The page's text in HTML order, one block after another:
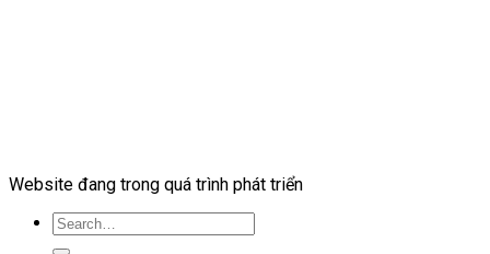
Website đang trong quá trình phát triển